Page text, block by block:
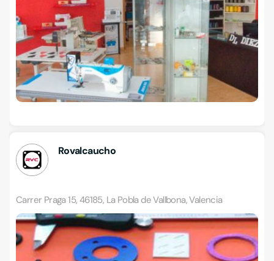
Rovalcaucho
Carrer Praga 15, 46185, La Pobla de Vallbona, Valencia